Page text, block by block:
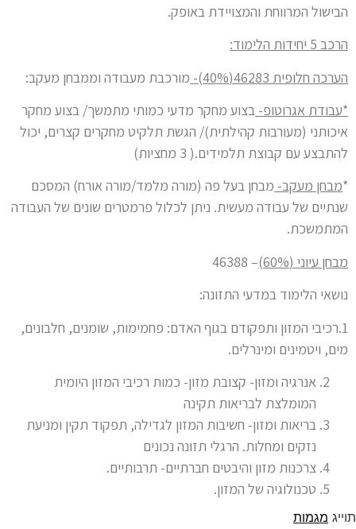
הבישול המרווחת והמצויידת באופק.
הרכב 5 יחידות הלימוד:
הערכה חלופית 46283(40%)-
מורכבת מעבודה וממבחן מעקב:
*עבודת אגרוטופ- בצוע מחקר מדעי כמותי מתמשך/ בצוע מחקר
איכותני (מעורבות קהילתית)/ הגשת תלקיט מחקרים קצרים, יכול
להתבצע עם קבוצת תלמידים.( 3 מחציות)
*מבחן מעקב- מבחן בעל פה (מורה מלמד/מורה אורח) המסכם
שנתיים של עבודה מעשית. ניתן לכלול פרמטרים שונים של העבודה
המתמשכת.
מבחן עיוני (60%)
– 46388
נושאי הלימוד במדעי התזונה:
1.רכיבי המזון ותפקודם בגוף האדם: פחמימות, שומנים, חלבונים,
מים, ויטמינים ומינרלים.
אנרגיה ומזון- קצובת מזון- כמות רכיבי המזון היומית
המומלצת לבריאות תקינה
בריאות ומזון- חשיבות המזון לגדילה, תפקוד תקין ומניעת
נזקים ומחלות. הרגלי תזונה נכונים
צרכנות מזון והיבטים חברתיים- תרבותיים.
טכנולוגיה של המזון.
תוייג מגמות